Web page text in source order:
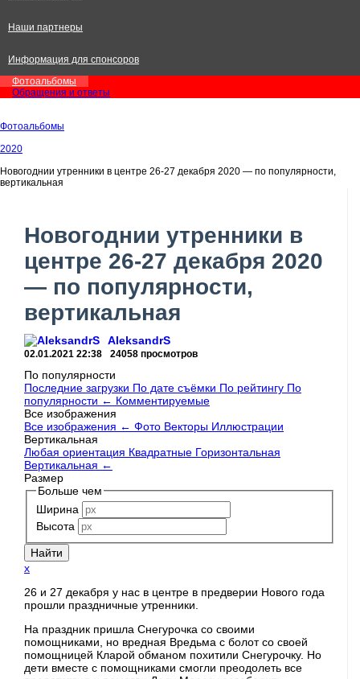
Наши партнеры
Информация для спонсоров
Фотоальбомы
Обращения и ответы
Фотоальбомы
2020
Новогоднии утренники в центре 26-27 декабря 2020 — по популярности,
вертикальная
Новогоднии утренники в
центре 26-27 декабря 2020
— по популярности,
вертикальная
AleksandrS
02.01.2021 22:38 24058 просмотров
По популярности
Последние загрузки По дате съёмки По рейтингу По
популярности ← Комментируемые
Все изображения
Все изображения ← Фото Векторы Иллюстрации
Вертикальная
Любая ориентация Квадратные Горизонтальная
Вертикальная ←
Размер
Больше чем
Ширина
Высота
x
26 и 27 декабря у нас в центре в предверии Нового года
прошли праздничные утренники.
На праздник пришла Снегурочка со своими
помощниками, но вредная Вредьма с болот со своей
помощницей Кларой обманом похитили Снегурочку. Но
дети вместе с помощниками смогли преодолеть все